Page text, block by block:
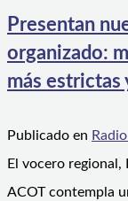
Presentan
organizado:
más estrictas
Publicado en
El vocero
ACOT contempla